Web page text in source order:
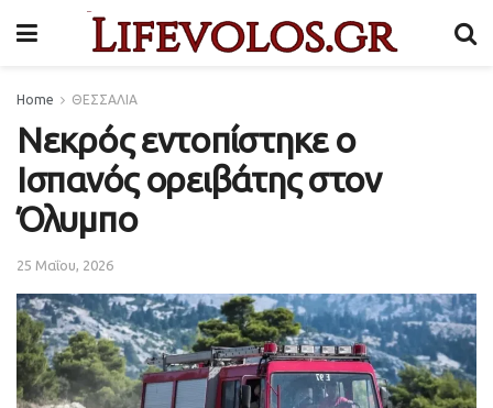
Home ΘΕΣΣΑΛΙΑ
Νεκρός εντοπίστηκε ο
Ισπανός ορειβάτης στον
Όλυμπο
25 Μαΐου, 2026